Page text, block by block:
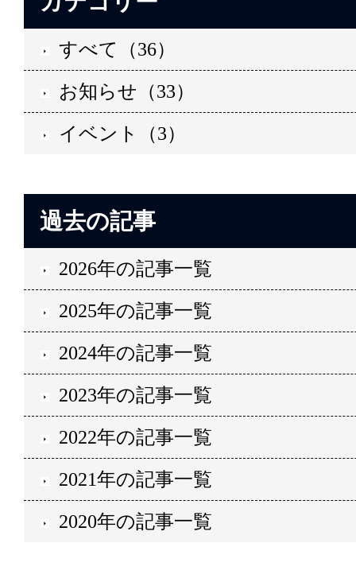
すべて（36）
お知らせ（33）
イベント（3）
過去の記事
2026年の記事一覧
2025年の記事一覧
2024年の記事一覧
2023年の記事一覧
2022年の記事一覧
2021年の記事一覧
2020年の記事一覧